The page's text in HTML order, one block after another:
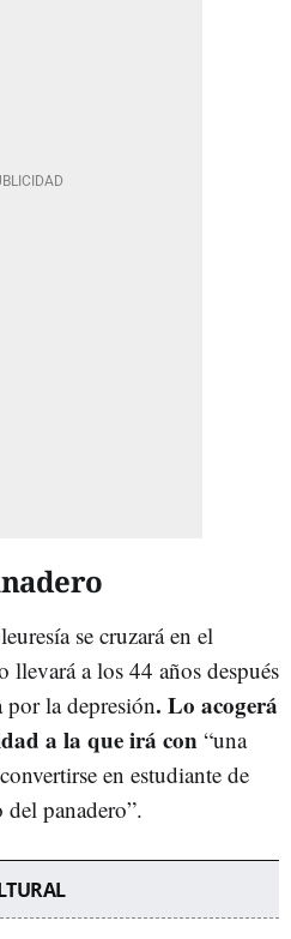
se cruzará en el
llevará a los 44 años después
por la depresión. Lo acogerá
a la que irá con “una
en estudiante de
panadero”.